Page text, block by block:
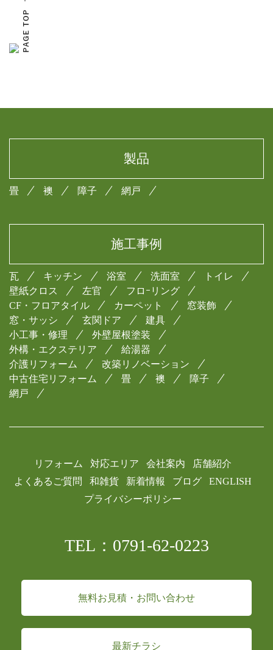
製品
畳 襖 障子 網戸
施工事例
瓦 キッチン 浴室 洗面室
トイレ
壁紙クロス
左官
フロｰリング
CF・フロアタイル
カーペット
窓装飾
窓・サッシ
玄関ドア
建具
小工事・修理
外壁屋根塗装
外構・エクステリア
給湯器
介護リフォーム
改築リノベーション
中古住宅リフォーム
畳 襖
障子
網戸
リフォーム 対応エリア 会社案内
店舗紹介
よくあるご質問
和雑貨 新着情報 ブログ
ENGLISH
プライバシーポリシー
TEL：0791-62-0223
無料お見積・お問い合わせ
最新チラシ